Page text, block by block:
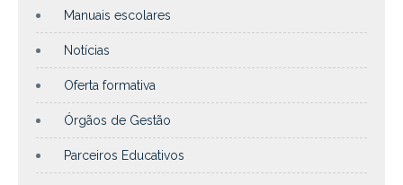
Manuais escolares
Notícias
Oferta formativa
Órgãos de Gestão
Parceiros Educativos